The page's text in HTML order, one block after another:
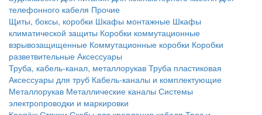
телефонного кабеля Прочие
Щиты, боксы, коробки Шкафы монтажные Шкафы
климатической защиты Коробки коммутационные
взрывозащищенные Коммутационные коробки Коробки
разветвительные Аксессуары
Труба, кабель-канал, металлорукав Труба пластиковая
Аксессуары для труб Кабель-каналы и комплектующие
Металлорукав Металлические каналы Системы
электропроводки и маркировки